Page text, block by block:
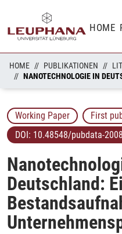
HOME
HOME PUBLIKATIONEN
Working Paper First
DOI: 10.48548/pubdata-2008
Deutschland: